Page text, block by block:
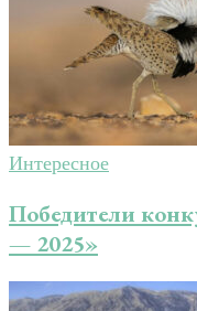
Интересное
Победители
— 2025»